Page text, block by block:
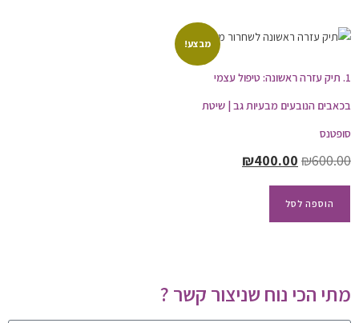
מבצע!
1. תיק עזרה ראשונה: טיפול עצמי
בכאבים הנובעים מבעיות גב | שיטת
סופטנס
₪600.00
₪400.00
הוספה לסל
מתי הכי נוח שניצור קשר ?